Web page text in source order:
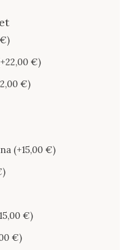
€)
€)
(+15,00 €)
€)
€)